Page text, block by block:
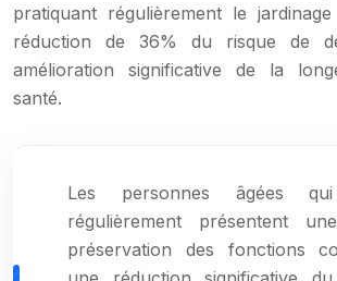
pratiquant régulièrement le
réduction de 36% du risque de
amélioration significative de la
santé.
Les personnes âgées
régulièrement présentent
préservation des fonctions